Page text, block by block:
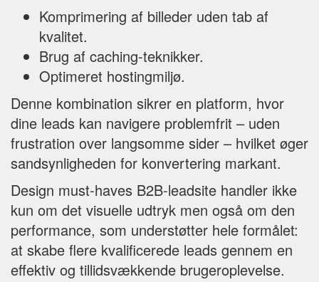
Komprimering af billeder uden tab af
kvalitet.
Brug af caching-teknikker.
Optimeret hostingmiljø.
Denne kombination sikrer en platform, hvor
dine leads kan navigere problemfrit – uden
frustration over langsomme sider – hvilket øger
sandsynligheden for konvertering markant.
Design must-haves B2B-leadsite handler ikke
kun om det visuelle udtryk men også om den
performance, som understøtter hele formålet:
at skabe flere kvalificerede leads gennem en
effektiv og tillidsvækkende brugeroplevelse.